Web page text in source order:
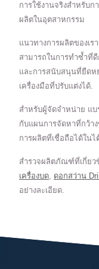
การใช้งานจริงสำหรับ
ผลิตในอุตสาหกรรม
แนวทางการผลิตของเ
สามารถในการทำซ้ำที่
และการสนับสนุนที่ยืดห
เครื่องมือที่ปรับแต่งได้.
สำหรับผู้จัดจำหน่าย แ
กับแผนการจัดหาที่กว้า
การผลิตที่เชื่อถือได้ใน
สำรวจผลิตภัณฑ์ที่เกี่ยว
เครื่องบด, ดอกสว่าน
อย่างละเอียด.